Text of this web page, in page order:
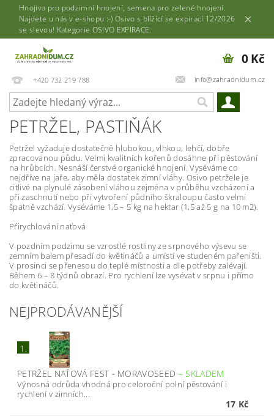
Hnojiva pro podzimní hnojení, semena pro zelené hnojení.
Najdete u nás v e-shopu :-) Osivo s blížící se expirací 12/2026
se slevou! Kategorie OSIVO EXPIRACE.
+420 732 219 788 info@zahradnidum.cz
0 Kč
PETRŽEL, PASTIŇÁK
Petržel vyžaduje dostatečně hlubokou, vlhkou, lehčí, dobře
zpracovanou půdu. Velmi kvalitních kořenů dosáhne při pěstování
na hrůbcích. Nesnáší čerstvé organické hnojení. Vyséváme co
nejdříve na jaře, aby měla dostatek zimní vláhy. Osivo petržele je
citlivé na plynulé zásobení vláhou zejména v průběhu vzcházení a
při zaschnutí nebo při vytvoření půdního škraloupu často velmi
špatně vzchází. Vyséváme 1,5 – 5 kg na hektar (1,5 až 5 g na 10 m2).
Přirychlování naťová
V pozdním podzimu se vzrostlé rostliny ze srpnového výsevu se
zemním balem přesadí do květináčů a umístí ve studeném pařeništi.
V prosinci se přenesou do teplé místnosti a dle potřeby zalévají.
Během 6 – 8 týdnů obrazí. Pro rychlení lze vysévat v srpnu i přímo
do květináčů.
NEJPRODÁVANĚJŠÍ
1.
PETRŽEL NAŤOVÁ FEST - MORAVOSEED – SKLADEM
Výnosná odrůda vhodná pro celoroční polní pěstování i
rychlení v zimních...
17 Kč